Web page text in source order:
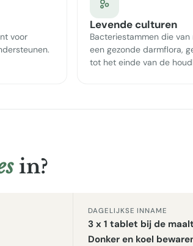
voor
Levende culturen
Bacteriestammen die
een gezonde darmflora,
tot het einde van de
in?
DAGELIJKSE INNAME
3 x 1 tablet bij de
Donker en koel